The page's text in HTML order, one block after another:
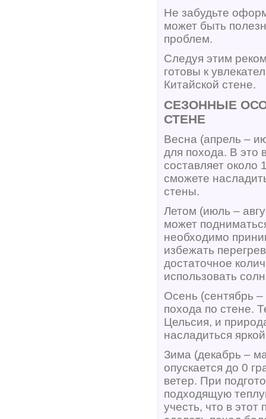
Не забудьте
может быть
проблем.
Следуя этим
готовы к
Китайской стене.
СЕЗОННЫЕ
СТЕНЕ
Весна (апрель –
для похода. В это
составляет около
сможете
стены.
Летом (июль –
может
необходимо
избежать
достаточное
использовать
Осень (сентябрь
похода по стене.
Цельсия, и
насладиться
Зима (декабрь –
опускается до 0
ветер. При
подходящую
учесть, что в